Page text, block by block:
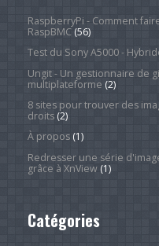
RaspberryPi - Comment
RaspBMC(56)
Test du Sony A5000 -
Ungit - Un gestionnaire de
multiplateforme (2)
8 sites pour trouver des
droits(2)
À propos(1)
Redresser une série
grâce à XnView(1)
Catégories